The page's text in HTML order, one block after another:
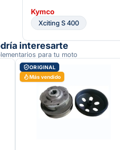
Kymco
Xciting S 400
interesarte
para tu moto
ORIGINAL
Más vendido